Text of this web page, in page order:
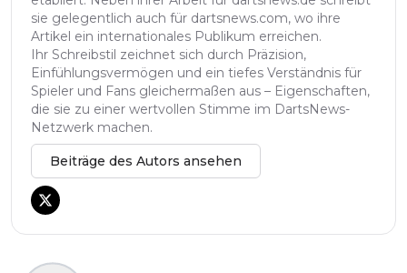
sie gelegentlich auch für dartsnews.com, wo ihre
Artikel ein internationales Publikum erreichen.
Ihr Schreibstil zeichnet sich durch Präzision,
Einfühlungsvermögen und ein tiefes Verständnis für
Spieler und Fans gleichermaßen aus – Eigenschaften,
die sie zu einer wertvollen Stimme im DartsNews-
Netzwerk machen.
Beiträge des Autors ansehen